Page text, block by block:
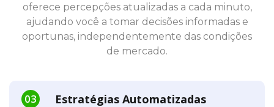
oferece percepções atualizadas a cada minuto,
ajudando você a tomar decisões informadas e
oportunas, independentemente das condições
de mercado.
Estratégias Automatizadas